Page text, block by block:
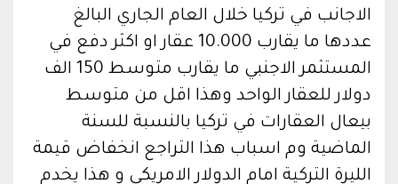
الاجانب في تركيا خلال العام الجاري البالغ
عددها ما يقارب 10.000 عقار او اكثر دفع في
المستثمر الاجنبي ما يقارب متوسط 150 الف
دولار للعقار الواحد وهذا اقل من متوسط
بيعال العقارات في تركيا بالنسبة للسنة
الماضية وم اسباب هذا التراجع انخفاض قيمة
الليرة التركية امام الدولار الامريكي و هذا يخدم